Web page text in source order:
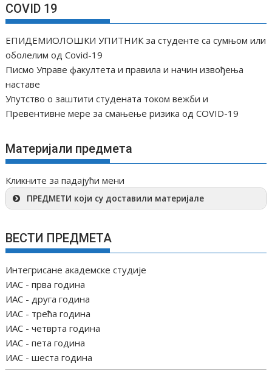
COVID 19
ЕПИДЕМИОЛОШКИ УПИТНИК за студенте са сумњом или
оболелим од Covid-19
Писмо Управе факултета и правила и начин извођења
наставе
Упутство о заштити студената током вежби и
Превентивне мере за смањење ризика од COVID-19
Материјали предмета
Кликните за падајући мени
ПРЕДМЕТИ који су доставили материјале
ВЕСТИ ПРЕДМЕТА
Интегрисане академске студије
ИАС - прва година
ИАС - друга година
ИАС - трећа година
ИАС - четврта година
ИАС - пета година
ИАС - шеста година